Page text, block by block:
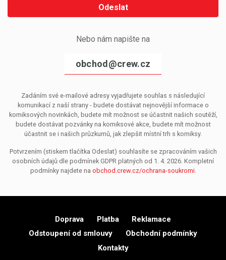
Odeslat
Nebo nám napište na
obchod@crew.cz
Zadáním své e-mailové adresy vyjadřujete souhlas s následující
komunikací z naší strany - budete dostávat nejnovější informace o
komiksových novinkách, budete mít možnost se účastnit našich soutěží,
budete dostávat pozvánky na komiksové akce, budete mít možnost
účastnit se i našich průzkumů, jak zlepšit místní trh s komiksy.
Potvrzením (stiskem tlačítka Odeslat) souhlasíte se zpracováním vašich
osobních údajů dle podmínek GDPR platných od 1. 4. 2026. Kompletní
podmínky najdete na obchod.crew.cz/ochrana-soukromi.
Doprava Platba
Reklamace
Odstoupení od smlouvy
Obchodní podmínky
Kontakty